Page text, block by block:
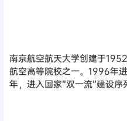
南京航空航天大学创建于
航空高等院校之一。1996年
年，进入国家“双一流”建设序